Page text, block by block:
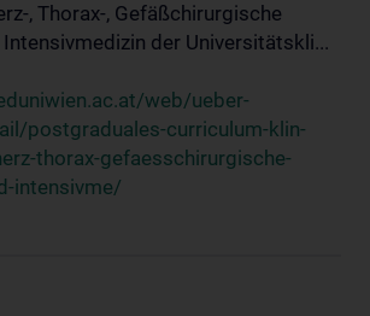
, Thorax-, Gefäßchirurgische
der Universitätskli...
web/ueber-
postgraduales-curriculum-klin-
thorax-gefaesschirurgische-
intensivme/